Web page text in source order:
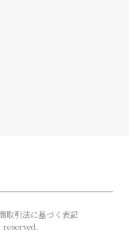
取引法に基づく表記